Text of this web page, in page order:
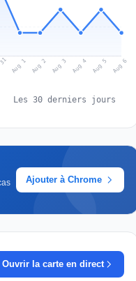
Aug 1 Aug 2 Aug 3 Aug 4 Aug 5 Aug 6
Les 30 derniers jours
Ajouter à Chrome
Ouvrir la carte en direct